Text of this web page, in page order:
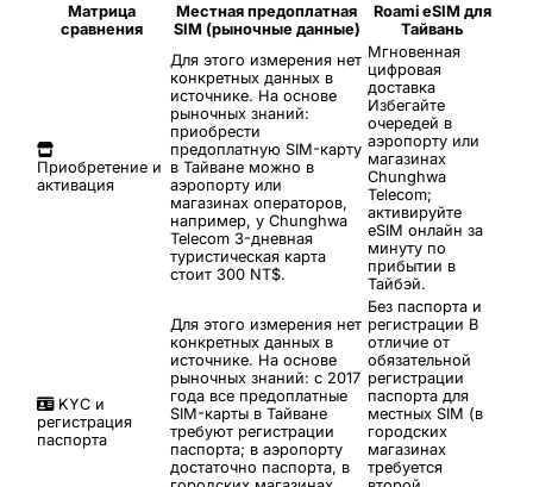
Матрица
сравнения
Местная предоплатная
SIM (рыночные данные)
Roami eSIM для
Тайвань
Приобретение и
активация
Для этого измерения нет
конкретных данных в
источнике. На основе
рыночных знаний:
приобрести
предоплатную SIM-карту
в Тайване можно в
аэропорту или
магазинах операторов,
например, у Chunghwa
Telecom 3-дневная
туристическая карта
стоит 300 NT$.
Мгновенная
цифровая
доставка
Избегайте
очередей в
аэропорту или
магазинах
Chunghwa
Telecom;
активируйте
eSIM онлайн за
минуту по
прибытии в
Тайбэй.
KYC и
регистрация
паспорта
Для этого измерения нет
конкретных данных в
источнике. На основе
рыночных знаний: с 2017
года все предоплатные
SIM-карты в Тайване
требуют регистрации
паспорта; в аэропорту
достаточно паспорта, в
Без паспорта и
регистрации В
отличие от
обязательной
регистрации
паспорта для
местных SIM (в
городских
магазинах
требуется